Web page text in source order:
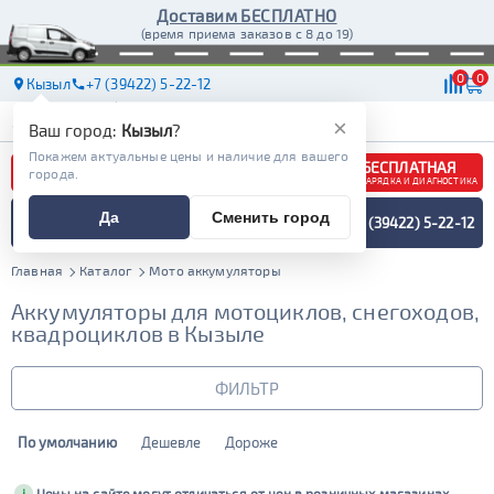
Доставим БЕСПЛАТНО
(время приема заказов с 8 до 19)
Кызыл +7 (39422) 5-22-12 0 0
АКБ ДОСТАВКА
БЕСПЛАТНАЯ
ЗАРЯДКА И ДИАГНОСТИКА
ПОДБОР АККУМУЛЯТОРА
СПЕЦИАЛИСТОМ +7 (39422) 5-22-12
Главная Каталог Мото аккумуляторы
Аккумуляторы для мотоциклов, снегоходов,
квадроциклов в Кызыле
ФИЛЬТР
По умолчанию Дешевле Дороже
×
Ваш город: Кызыл?
Покажем актуальные цены и наличие для вашего
города.
Да Сменить город